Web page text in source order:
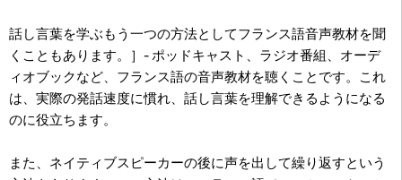
話し言葉を学ぶもう一つの方法としてフランス語音声教材を聞
くこともあります。］- ポッドキャスト、ラジオ番組、オーデ
ィオブックなど、フランス語の音声教材を聴くことです。これ
は、実際の発話速度に慣れ、話し言葉を理解できるようになる
のに役立ちます。
また、ネイティブスピーカーの後に声を出して繰り返すという